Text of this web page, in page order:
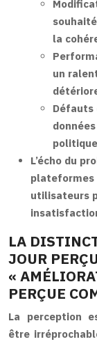
la
un
Défauts
L’écho du
plateformes
utilisateurs
LA
JOUR
«
PERÇUE
La perception
être